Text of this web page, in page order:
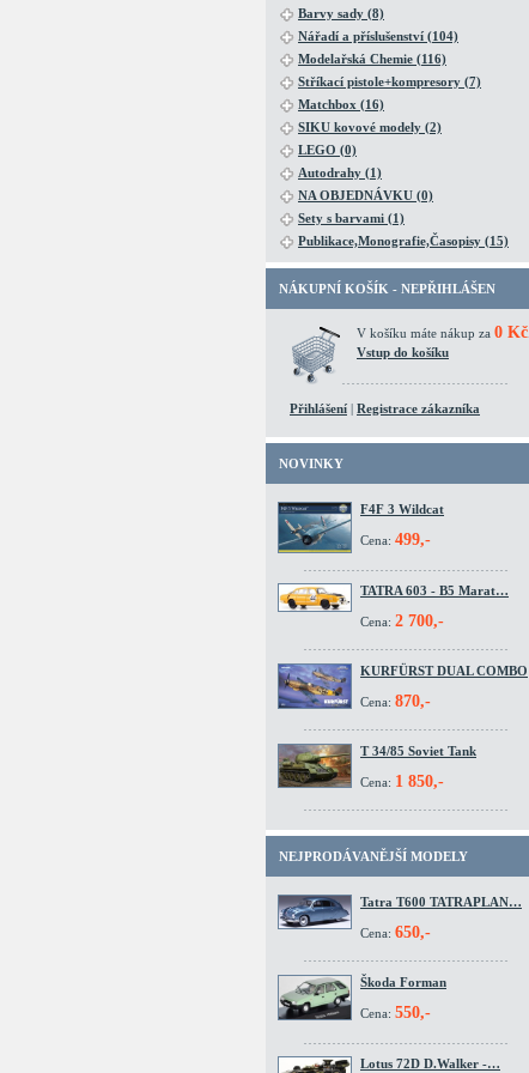
Barvy sady (8)
Nářadí a příslušenství (104)
Modelařská Chemie (116)
Stříkací pistole+kompresory (7)
Matchbox (16)
SIKU kovové modely (2)
LEGO (0)
Autodrahy (1)
NA OBJEDNÁVKU (0)
Sety s barvami (1)
Publikace,Monografie,Časopisy (15)
NÁKUPNÍ KOŠÍK - NEPŘIHLÁŠEN
V košíku máte nákup za 0 Kč
Vstup do košíku
Přihlášení | Registrace zákazníka
NOVINKY
F4F 3 Wildcat
Cena: 499,-
TATRA 603 - B5 Marat…
Cena: 2 700,-
KURFÜRST DUAL COMBO
Cena: 870,-
T 34/85 Soviet Tank
Cena: 1 850,-
NEJPRODÁVANĚJŠÍ MODELY
Tatra T600 TATRAPLAN…
Cena: 650,-
Škoda Forman
Cena: 550,-
Lotus 72D D.Walker -…